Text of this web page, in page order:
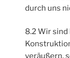
durch uns
8.2 Wir